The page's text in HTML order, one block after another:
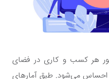
هر کسب و کاری در فضای
احساس می‌شود. طبق آمارهای